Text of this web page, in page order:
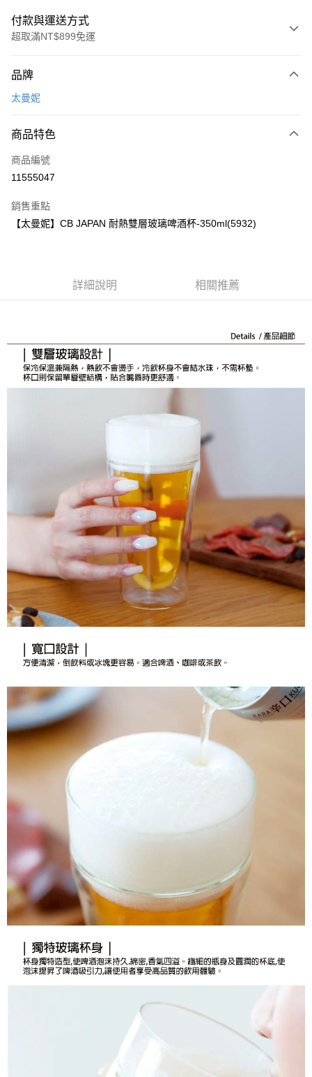
付款與運送方式
超取滿NT$899免運
信用卡一次付款
Apple Pay
街口支付
Google Pay
流程，驗證手機門號後，選擇欲分期的期數、繳款截止日，確認付款後即完
成交易。
3.實際核准額度、可分期數及費用金額請依後續交易確認頁面所載為準。
4.訂單成立30分鐘內，如未前往確認交易或遇審核未通過，訂單將自動取
消。如遇「轉專審核」未通過狀況，表示未達大哥付你分期系統評分，恕無
1.分期款項不併入電信帳單，「大哥付你分期」於每月結算日後寄送繳費提
2.透過簡訊連結打開帳單後，可選擇「超商條碼／台灣大直營門市／銀行轉
帳／街口支付／iPASS MONEY」等通路繳費。
1.本服務係由「台灣大哥大股份有限公司」（以下簡稱本公司）所提供，讓
用戶於交易時，得透過本服務購買商品或服務，並由商店將買賣／分期付款
買賣價金債權讓與本公司後，依約使用本公司帳單繳交帳款。
2.基於同意付款使用「大哥付你分期」之契約關係目的，商店將以您的個人
資料（包含姓名、電話或地址）提供予台灣大哥大進項蒐集、處理及利用，
由本公司與您本人進行分期帳單所需資料之確認、核對及更正。
3.完整用戶服務條款，請詳閱以下連結：https://oppay.tw/userRule
AFTEE先享後付是「在收到商品之後才付款」的支付方式。 讓您購物簡單
便利好安心！
１．簡單：不需註冊會員、不需綁卡、不需儲值。
２．便利：只要手機號碼，簡訊認證，即可結帳。
１．於結帳方式選擇「AFTEE先享後付」後，將跳轉至「AFTEE先享後付」
結帳頁面，進行簡訊認證並確認金額後，即可完成結帳。
２．訂單成立數日內，您將收到繳費通知簡訊。
３．收到繳費通知簡訊後14天內，點擊此簡訊中的連結，可透過四大超商／
ATM／網路銀行／等多元方式進行付款，方視為交易完成。
※ 請注意：結帳手續完成當下不需立刻繳費，但若您需要取消訂單，請聯絡
購買商品的店家。未經商家同意取消之訂單仍視為有效，需透過AFTEE先享
後付繳納相關費用。
※ 交易是否成功請以「AFTEE先享後付 」之結帳頁面顯示為準，若有關於
是否繳費成功／繳費後需取消欲退款等相關疑問，請聯繫「AFTEE先享後付
客戶支援中心」
https://netprotections.freshdesk.com/support/home
【注意事項】
１．透過由恩沛科技股份有限公司提供之「AFTEE先享後付」服務完成之交
易，需依本服務之必要範圍內提供個人資料，並將交易相關給付款項請求債
權轉讓予恩沛科技股份有限公司。
２．關於個人資料處理事宜，請瀏覽以下網址：
https://aftee.tw/terms/#terms3
３．未成年的使用者請事先徵得法定代理人或監護人之同意方可使用
任。
４．使用「AFTEE先享後付」時，將依據個別帳號之用戶狀況，依本公司即
時審查核予不同之上限額度；若仍有額度不足之情形，本公司將視審查結果
請求用戶進行身份認證。
５．嚴禁一人註冊多個帳號或使用他人資訊註冊。若發現惡意使用之情形，
恩沛科技股份有限公司將有權停止該用戶之使用額度並採取法律行動。
ATM付款
運送方式
每筆NT$70，滿NT$899(含以上)免運費
每筆NT$70，滿NT$899(含以上)免運費
每筆NT$100，滿NT$1,000(含以上)免運費
京站台北店客服中心(1F星巴克旁) 即日起不提供京站紙袋，取件時
請自備購物袋，若需購買紙袋可現場詢問
免運費
品牌
太曼妮
商品特色
商品編號
11555047
銷售重點
【太曼妮】CB JAPAN 耐熱雙層玻璃啤酒杯-350ml(5932)
詳細說明 相關推薦